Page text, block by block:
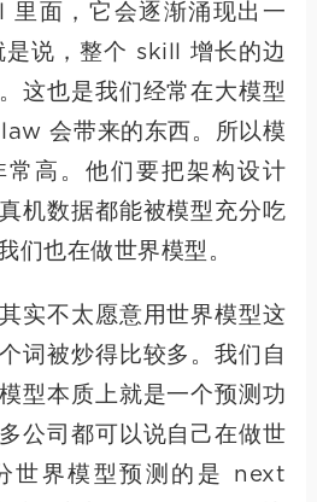
面，它会逐渐涌现出一
说，整个 skill 增长的边
这也是我们经常在大模型
会带来的东西。所以模
常高。他们要把架构设计
机数据都能被模型充分吃
们也在做世界模型。
实不太愿意用世界模型这
词被炒得比较多。我们自
型本质上就是一个预测功
公司都可以说自己在做世
世界模型预测的是 next